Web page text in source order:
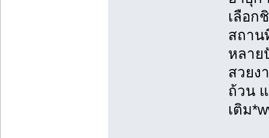
เลือก
สถาน
หลาย
สวยง
ถ้วน
เติม